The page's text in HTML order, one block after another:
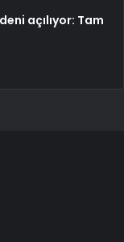
açılıyor: Tam